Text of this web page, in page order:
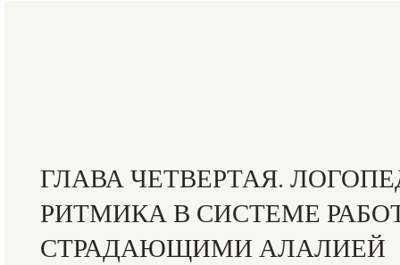
ГЛАВА ЧЕТВЕРТАЯ.
РИТМИКА В СИСТЕМЕ
СТРАДАЮЩИМИ АЛАЛИЕЙ